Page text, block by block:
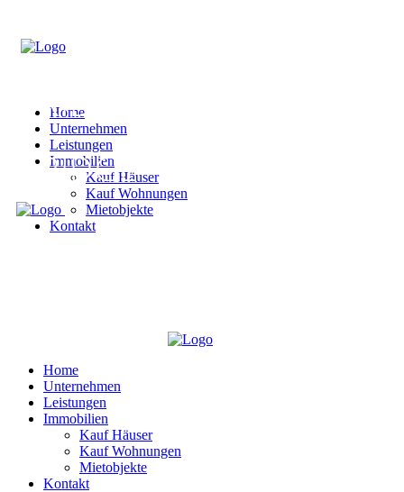
Home
Unternehmen
Leistungen
Immobilien
Kauf Häuser
Kauf Wohnungen
Mietobjekte
Kontakt
Home
Unternehmen
Leistungen
Immobilien
Kauf Häuser
Kauf Wohnungen
Mietobjekte
Kontakt